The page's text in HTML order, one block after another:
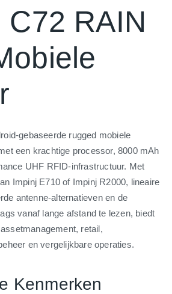
C72 RAIN
gebaseerde rugged mobiele
een krachtige processor, 8000 mAh
UHF RFID-infrastructuur. Met
Impinj E710 of Impinj R2000, lineaire
antenne-alternatieven en de
vanaf lange afstand te lezen, biedt
retail,
en vergelijkbare operaties.
Kenmerken